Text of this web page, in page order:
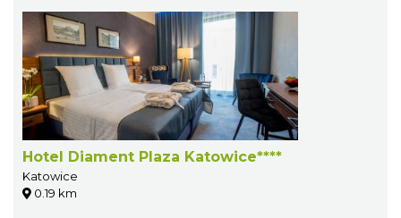
Hotel Diament Plaza Katowice****
Katowice
0.19 km